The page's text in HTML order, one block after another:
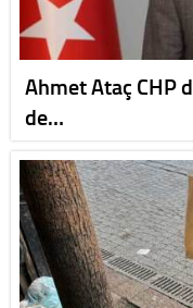
Ahmet Ataç CHP
de…